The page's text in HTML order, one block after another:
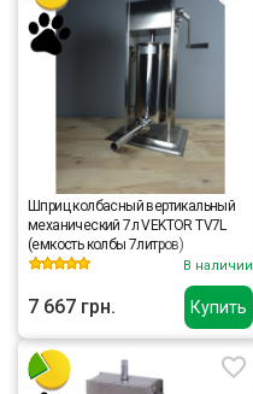
Купить
Шприц колбасный вертикальный
механический 7л VEKTOR TV7L
(емкость колбы 7литров)
В наличии
7 667 грн.